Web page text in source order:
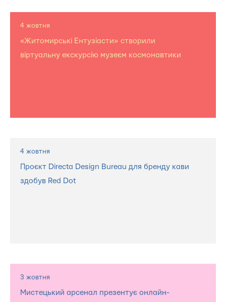
4 жовтня
«Житомирські Ентузіасти» створили
віртуальну екскурсію музеєм космонавтики
4 жовтня
Проєкт Directa Design Bureau для бренду кави
здобув Red Dot
3 жовтня
Мистецький арсенал презентує онлайн-